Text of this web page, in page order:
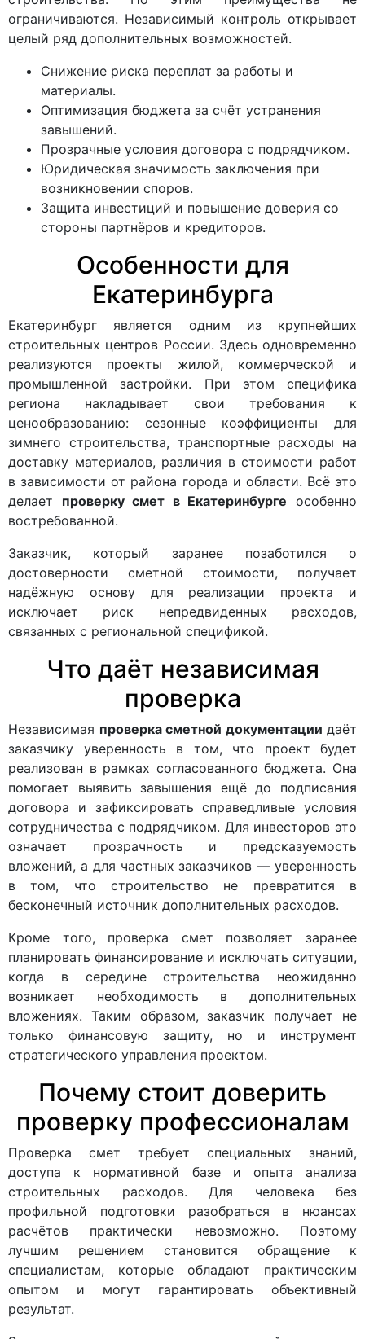
ограничиваются. Независимый контроль открывает
целый ряд дополнительных возможностей.
Снижение риска переплат за работы и
материалы.
Оптимизация бюджета за счёт устранения
завышений.
Прозрачные условия договора с подрядчиком.
Юридическая значимость заключения при
возникновении споров.
Защита инвестиций и повышение доверия со
стороны партнёров и кредиторов.
Особенности для
Екатеринбурга
Екатеринбург является одним из крупнейших
строительных центров России. Здесь одновременно
реализуются проекты жилой, коммерческой и
промышленной застройки. При этом специфика
региона накладывает свои требования к
ценообразованию: сезонные коэффициенты для
зимнего строительства, транспортные расходы на
доставку материалов, различия в стоимости работ
в зависимости от района города и области. Всё это
делает проверку смет в Екатеринбурге особенно
востребованной.
Заказчик, который заранее позаботился о
достоверности сметной стоимости, получает
надёжную основу для реализации проекта и
исключает риск непредвиденных расходов,
связанных с региональной спецификой.
Что даёт независимая
проверка
Независимая проверка сметной документации даёт
заказчику уверенность в том, что проект будет
реализован в рамках согласованного бюджета. Она
помогает выявить завышения ещё до подписания
договора и зафиксировать справедливые условия
сотрудничества с подрядчиком. Для инвесторов это
означает прозрачность и предсказуемость
вложений, а для частных заказчиков — уверенность
в том, что строительство не превратится в
бесконечный источник дополнительных расходов.
Кроме того, проверка смет позволяет заранее
планировать финансирование и исключать ситуации,
когда в середине строительства неожиданно
возникает необходимость в дополнительных
вложениях. Таким образом, заказчик получает не
только финансовую защиту, но и инструмент
стратегического управления проектом.
Почему стоит доверить
проверку профессионалам
Проверка смет требует специальных знаний,
доступа к нормативной базе и опыта анализа
строительных расходов. Для человека без
профильной подготовки разобраться в нюансах
расчётов практически невозможно. Поэтому
лучшим решением становится обращение к
специалистам, которые обладают практическим
опытом и могут гарантировать объективный
результат.